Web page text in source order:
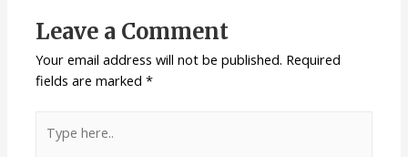
Leave a Comment
Your email address will not be published. Required
fields are marked*